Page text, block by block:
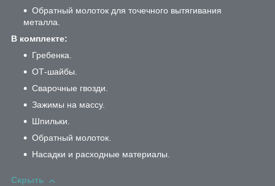
Обратный молоток для точечного вытягивания
металла.
В комплекте:
Гребенка.
ОТ-шайбы.
Сварочные гвозди.
Зажимы на массу.
Шпильки.
Обратный молоток.
Насадки и расходные материалы.
Скрыть